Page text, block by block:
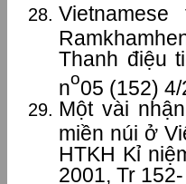
Thanh điệu
no05 (152) 4/
Một vài
miền núi ở
HTKH Kỉ
2001, Tr 152-